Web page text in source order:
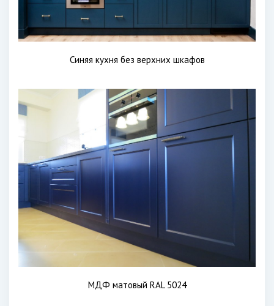
Синяя кухня без верхних шкафов
МДФ матовый RAL 5024